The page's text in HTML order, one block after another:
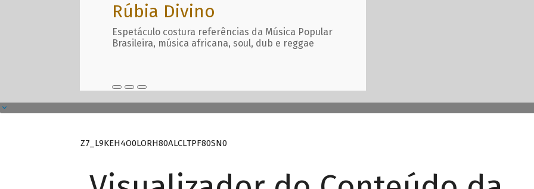
Rúbia Divino
Espetáculo costura referências da Música Popular
Brasileira, música africana, soul, dub e reggae
Z7_L9KEH4O0LORH80ALCLTPF80SN0